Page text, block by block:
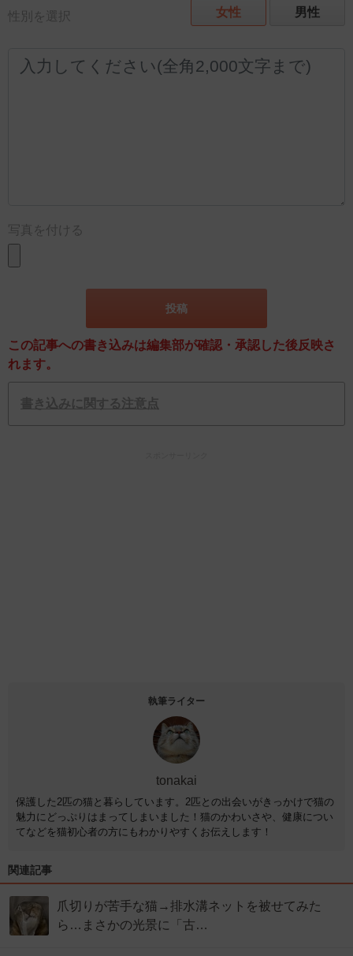
性別を選択 女性 男性
写真を付ける
この記事への書き込みは編集部が確認・承認した後反映さ
れます。
書き込みに関する注意点
執筆ライター
tonakai
保護した2匹の猫と暮らしています。2匹との出会いがきっかけで猫の
魅力にどっぷりはまってしまいました！猫のかわいさや、健康につい
てなどを猫初心者の方にもわかりやすくお伝えします！
関連記事
爪切りが苦手な猫→排水溝ネットを被せてみた
ら…まさかの光景に「古…